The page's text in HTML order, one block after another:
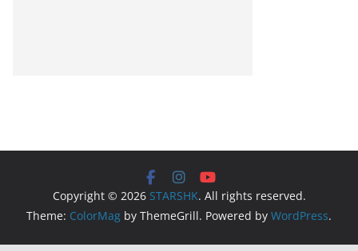
Copyright © 2026 STARSHK. All rights reserved.
Theme: ColorMag by ThemeGrill. Powered by WordPress.